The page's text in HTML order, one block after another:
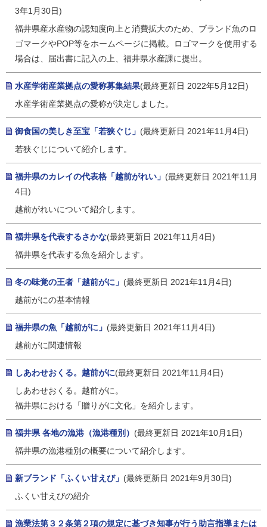
3年1月30日)
福井県産水産物の認知度向上と消費拡大のため、ブランド魚のロ
ゴマークやPOP等をホームページに掲載。ロゴマークを使用する
場合は、届出書に記入の上、福井県水産課に提出。
水産学術産業拠点の愛称募集結果(最終更新日 2022年5月12日)
水産学術産業拠点の愛称が決定しました。
御食国の美しき至宝「若狭ぐじ」 (最終更新日 2021年11月4日)
若狭ぐじについて紹介します。
福井県のカレイの代表格「越前がれい」 (最終更新日 2021年11月
4日)
越前がれいについて紹介します。
福井県を代表するさかな(最終更新日 2021年11月4日)
福井県を代表する魚を紹介します。
冬の味覚の王者「越前がに」 (最終更新日 2021年11月4日)
越前がにの基本情報
福井県の魚「越前がに」 (最終更新日 2021年11月4日)
越前がに関連情報
しあわせおくる。越前がに(最終更新日 2021年11月4日)
しあわせおくる。越前がに。
福井県における「贈りがに文化」を紹介します。
福井県 各地の漁港（漁港種別） (最終更新日 2021年10月1日)
福井県の漁港種別の概要について紹介します。
新ブランド「ふくい甘えび」 (最終更新日 2021年9月30日)
ふくい甘えびの紹介
漁業法第３２条第２項の規定に基づき知事が行う助言指導または